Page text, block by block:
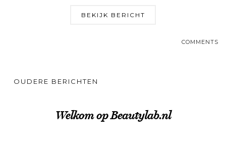
BEKIJK BERICHT
COMMENTS
OUDERE BERICHTEN
Welkom op Beautylab.nl